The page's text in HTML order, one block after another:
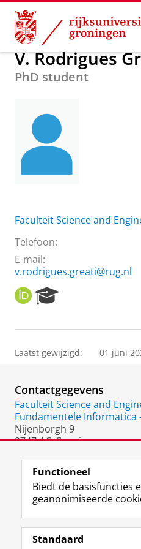
Skip
Content
Skip
Navigation
Over ons V.
V. Rodrigues
PhD student
Faculteit Science and
Telefoon:
E-mail:
v.rodrigues.greati@rug.nl
O
R
I
e
r
P
o
r
t
a
Laatst gewijzigd: 01 juni
Contactgegevens
Faculteit Science and
Fundamentele
Nijenborgh 9
9747 AG Groningen
Volg de RUG
Functioneel
Biedt de basisfuncties
geanonimiseerde
Standaard